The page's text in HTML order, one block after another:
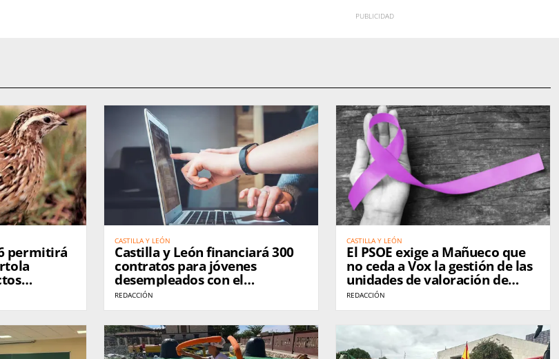
permitirá
León
CASTILLA Y LEÓN
Castilla y León financiará 300
contratos para jóvenes
desempleados con el
programa JOVEL 2026
REDACCIÓN
CASTILLA Y LEÓN
El PSOE exige a Mañueco que
no ceda a Vox la gestión de las
unidades de valoración de
violencia de género
REDACCIÓN